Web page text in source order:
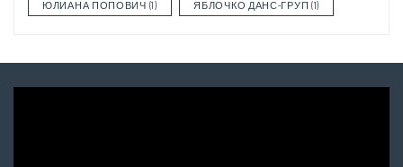
ЮЛИАНА ПОПОВИЧ (1) ЯБЛОЧКО ДАНС-ГРУП (1)